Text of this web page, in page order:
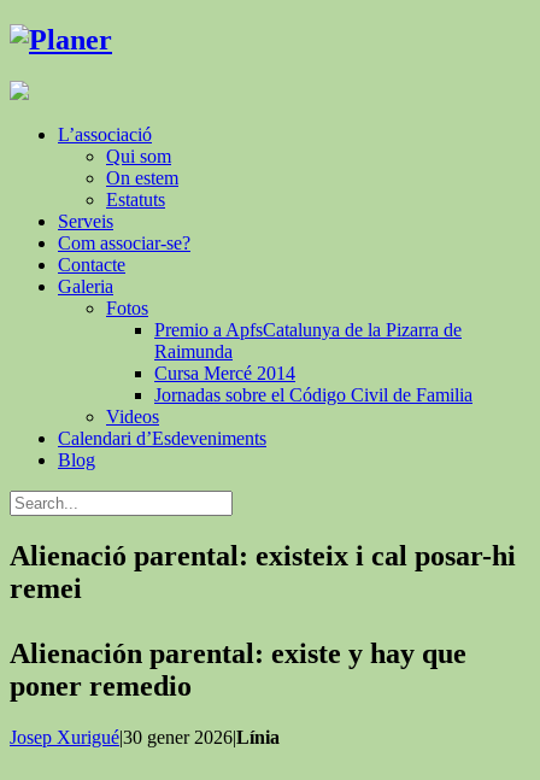
L’associació
Qui som
On estem
Estatuts
Serveis
Com associar-se?
Contacte
Galeria
Fotos
Premio a ApfsCatalunya de la Pizarra de
Raimunda
Cursa Mercé 2014
Jornadas sobre el Código Civil de Familia
Videos
Calendari d’Esdeveniments
Blog
Alienació parental: existeix i cal posar-hi
remei
Alienación parental: existe y hay que
poner remedio
Josep Xurigué|30 gener 2026|Línia